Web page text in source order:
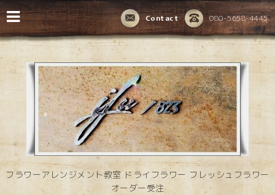
080-5658-4445
Contact
フラワーアレンジメント教室 ドライフラワー フレッシュフラワー
オーダー受注